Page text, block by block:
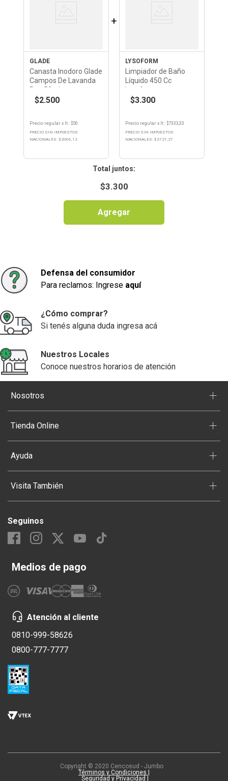
GLADE
Canasta Inodoro Glade
Campos De Lavanda
Rep 50ml
$2.500
Precio regular x lt.: $50
PRECIO SIN IMPUESTOS
NACIONALES: $ 2066,12
+
LYSOFORM
Limpiador de Baño
Líquido 450 Cc
Lysoform
$3.300
Precio regular x lt.: $7333,33
PRECIO SIN IMPUESTOS
NACIONALES: $ 2727,27
:
$3.300
Agregar
Defensa del consumidor
Para reclamos: Ingrese aquí
¿Cómo comprar?
Si tenés alguna duda ingresa acá
Nuestros Locales
Conoce nuestros horarios de atención
Nosotros +
Tienda Online +
Ayuda +
Visita También +
Seguinos
Medios de pago
Atención al cliente
0810-999-58626
0800-777-7777
Copyright © 2020 Cencosud - Jumbo
Términos y Condiciones |
Seguridad y Privacidad |